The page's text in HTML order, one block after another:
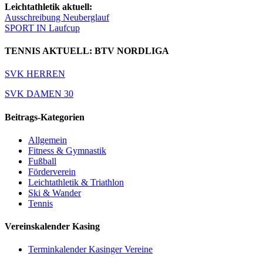
Leichtathletik aktuell:
Ausschreibung Neuberglauf
SPORT IN Laufcup
TENNIS AKTUELL: BTV NORDLIGA
SVK HERREN
SVK DAMEN 30
Beitrags-Kategorien
Allgemein
Fitness & Gymnastik
Fußball
Förderverein
Leichtathletik & Triathlon
Ski & Wander
Tennis
Vereinskalender Kasing
Terminkalender Kasinger Vereine